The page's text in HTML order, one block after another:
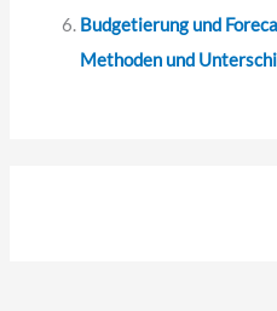
Budgetierung und
Methoden und